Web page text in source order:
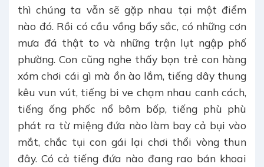
thì chúng ta vẫn sẽ gặp nhau tại một điểm
nào đó. Rồi có cầu vồng bẩy sắc, có những cơn
mưa đá thật to và những trận lụt ngập phố
phường. Con cũng nghe thấy bọn trẻ con hàng
xóm chơi cái gì mà ồn ào lắm, tiếng dây thung
kêu vun vút, tiếng bi ve chạm nhau canh cách,
tiếng ống phốc nổ bôm bốp, tiếng phù phù
phát ra từ miệng đứa nào làm bay cả bụi vào
mắt, chắc tụi con gái lại chơi thổi vòng thun
đây. Có cả tiếng đứa nào đang rao bán khoai